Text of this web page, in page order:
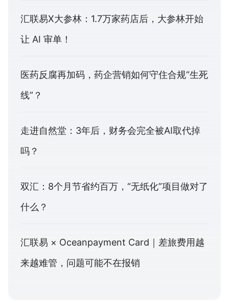
汇联易X大参林：1.7万家药店后，大参林开始
让 AI 审单！
医药反腐再加码，药企营销如何守住合规“生死
线”？
走进自然堂：3年后，财务会完全被AI取代掉
吗？
双汇：8个月节省约百万，“无纸化”项目做对了
什么？
汇联易 × Oceanpayment Card｜差旅费用越
来越难管，问题可能不在报销